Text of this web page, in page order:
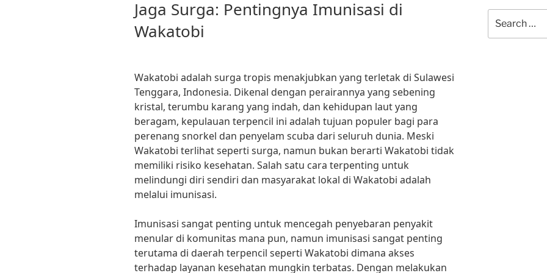
Jaga Surga: Pentingnya Imunisasi di
Wakatobi
Wakatobi adalah surga tropis menakjubkan yang terletak di Sulawesi
Tenggara, Indonesia. Dikenal dengan perairannya yang sebening
kristal, terumbu karang yang indah, dan kehidupan laut yang
beragam, kepulauan terpencil ini adalah tujuan populer bagi para
perenang snorkel dan penyelam scuba dari seluruh dunia. Meski
Wakatobi terlihat seperti surga, namun bukan berarti Wakatobi tidak
memiliki risiko kesehatan. Salah satu cara terpenting untuk
melindungi diri sendiri dan masyarakat lokal di Wakatobi adalah
melalui imunisasi.
Imunisasi sangat penting untuk mencegah penyebaran penyakit
menular di komunitas mana pun, namun imunisasi sangat penting
terutama di daerah terpencil seperti Wakatobi dimana akses
terhadap layanan kesehatan mungkin terbatas. Dengan melakukan
for: